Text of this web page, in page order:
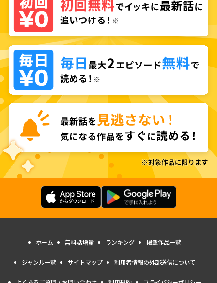
ホーム 無料話増量 ランキング 掲載作品一覧
ジャンル一覧 サイトマップ 利用者情報の外部送信について